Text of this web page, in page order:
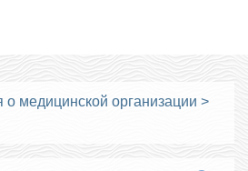
медицинской организации >